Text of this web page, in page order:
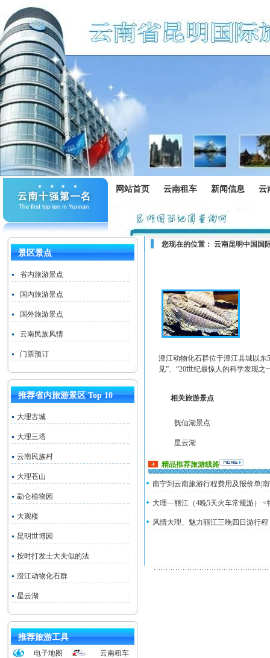
网站首页 云南租车 新闻信息 云
景区景点
省内旅游景点
国内旅游景点
国外旅游景点
云南民族风情
门票预订
推荐省内旅游景区 Top 10
大理古城
大理三塔
云南民族村
大理苍山
勐仑植物园
大观楼
昆明世博园
按时打发士大夫似的法
澄江动物化石群
星云湖
推荐旅游工具
电子地图
云南租车
您现在的位置： 云南昆明中国国
澄江动物化石群位于澄江县城以
见”、“20世纪最惊人的科学发现
相关旅游景点
抚仙湖景点
星云湖
精品推荐旅游线路
南宁到云南旅游行程费用及报价单|
大理—丽江（4晚5天火车常规游） <
风情大理、魅力丽江三晚四日游行